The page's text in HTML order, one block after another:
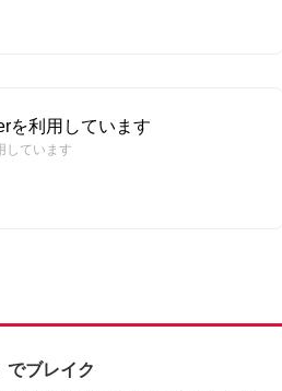
を利用しています
しています
でブレイク